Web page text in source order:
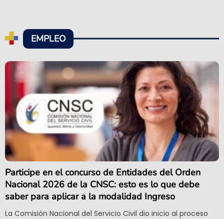
EMPLEO
Participe en el concurso de Entidades del Orden
Nacional 2026 de la CNSC: esto es lo que debe
saber para aplicar a la modalidad Ingreso
La Comisión Nacional del Servicio Civil dio inicio al proceso